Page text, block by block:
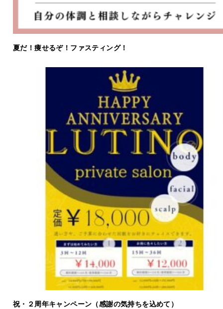
夏だ！痩せるぞ！ファスティング！
祝・２周年キャンペーン（感謝の気持ちを込めて）